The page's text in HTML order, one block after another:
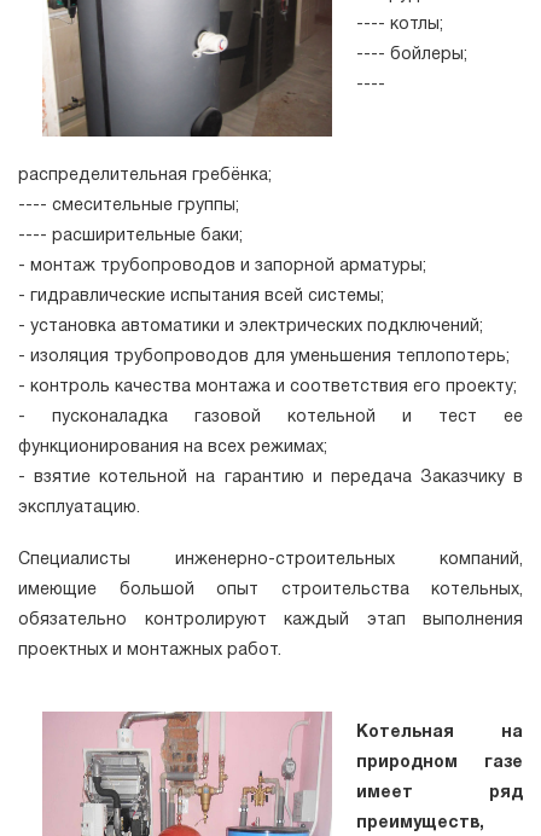
---- котлы;
---- бойлеры;
----
распределительная гребёнка;
---- смесительные группы;
---- расширительные баки;
- монтаж трубопроводов и запорной арматуры;
- гидравлические испытания всей системы;
- установка автоматики и электрических подключений;
- изоляция трубопроводов для уменьшения теплопотерь;
- контроль качества монтажа и соответствия его проекту;
- пусконаладка газовой котельной и тест ее
функционирования на всех режимах;
- взятие котельной на гарантию и передача Заказчику в
эксплуатацию.
Специалисты инженерно-строительных компаний,
имеющие большой опыт строительства котельных,
обязательно контролируют каждый этап выполнения
проектных и монтажных работ.
Котельная на
природном газе
имеет ряд
преимуществ,